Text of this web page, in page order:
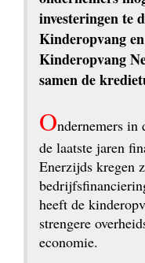
investeringen te
Kinderopvang
Kinderopvang
samen de
Ondernemers in
de laatste jaren
Enerzijds kregen
heeft de
strengere
economie.